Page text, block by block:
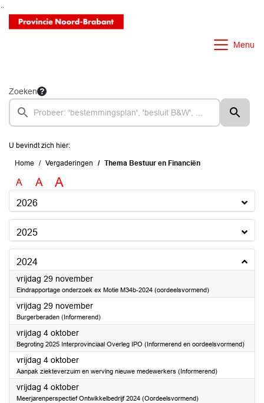
Ga naar de inhoud van deze pagina
Ga naar het zoeken
Ga naar het menu
Menu
Zoeken
U bevindt zich hier:
Home Vergaderingen Thema Bestuur en Financiën
A A A
2026
2025
2024
vrijdag 29 november2024
Eindrapportage onderzoek ex Motie M34b-2024 (oordeelsvormend)
vrijdag 29 november2024
Burgerberaden (Informerend)
vrijdag 4 oktober2024
Begroting 2025 Interprovinciaal Overleg IPO (Informerend en oordeelsvormend)
vrijdag 4 oktober2024
Aanpak ziekteverzuim en werving nieuwe medewerkers (Informerend)
vrijdag 4 oktober2024
Meerjarenperspectief Ontwikkelbedrijf 2024 (Oordeelsvormend)